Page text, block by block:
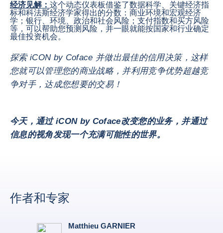
经济见解： 这个动态仪表板借鉴了数据科学、关键经济指
标和科法斯经济学家得出的分数：商业环境和宏观经济
学；银行、环境、政治和社会风险；支付指数和买方风险
等，可以帮助您预测风险，并一眼就能按国家和行业确定
最佳投资机会。
探索 iCON by Coface 并做出最佳的信用决策，这样
您就可以管理您的商业战略，并利用竞争优势超越竞
争对手，达成您想要的交易！
今天，通过 iCON by Coface改变您的业务，并通过
信息的视角发现一个充满可能性的世界。
作者和专家
Matthieu GARNIER